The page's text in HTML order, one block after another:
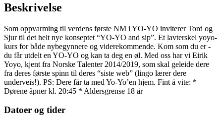
Beskrivelse
Som oppvarming til verdens første NM i YO-YO inviterer Tord og
Sjur til det helt nye konseptet “YO-YO and sip”. Et lavterskel yoyo-
kurs for både nybegynnere og viderekommende. Kom som du er -
du får utdelt en YO-YO og kan ta deg en øl. Med oss har vi Eirik
Yoyo, kjent fra Norske Talenter 2014/2019, som skal geleide dere
fra deres første spinn til deres “siste web” (lingo lærer dere
underveis!). PS: Dere får ta med Yo-Yo’en hjem. Fint å vite: *
Dørene åpner kl. 20:45 * Aldersgrense 18 år
Datoer og tider